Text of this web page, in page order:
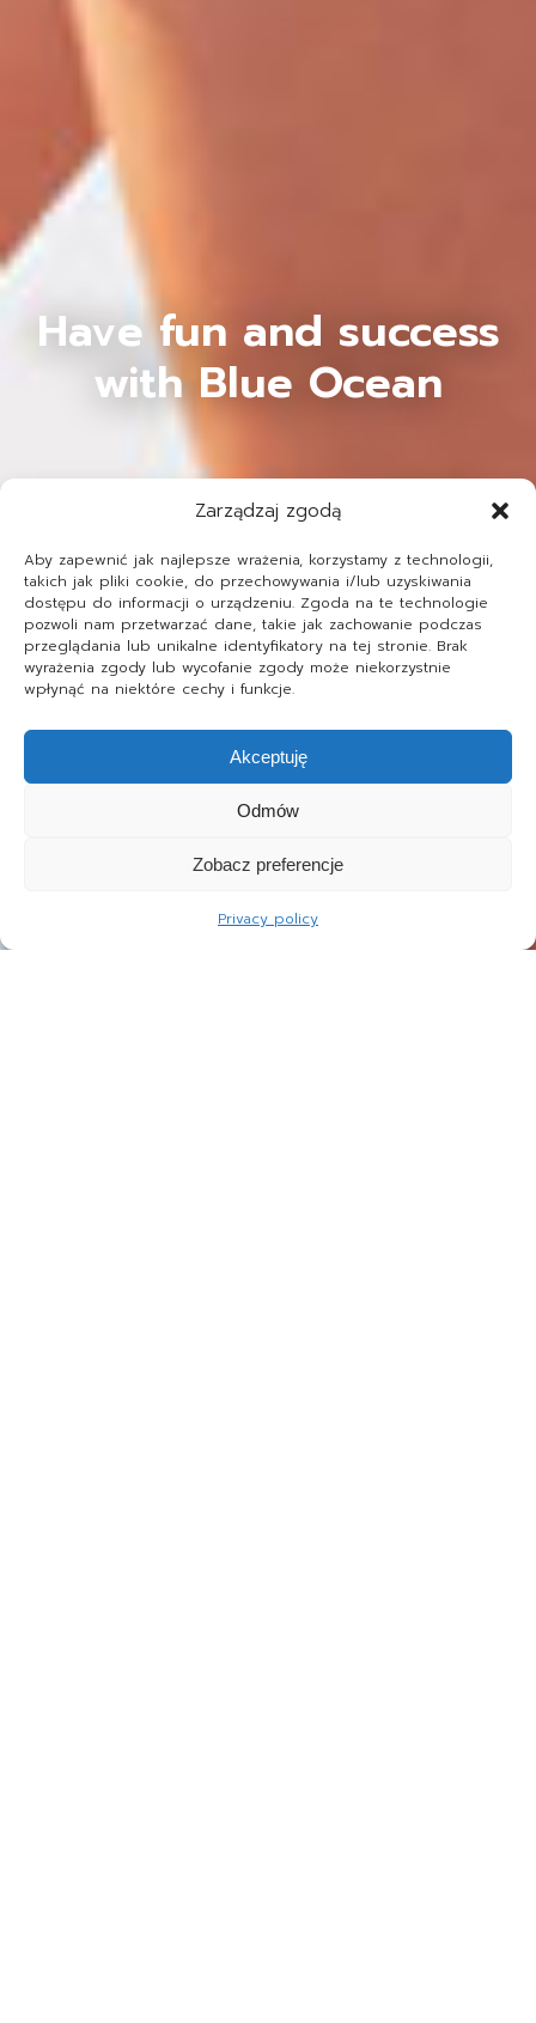
Zarządzaj zgodą
Aby zapewnić jak najlepsze wrażenia, korzystamy z technologii,
takich jak pliki cookie, do przechowywania i/lub uzyskiwania
dostępu do informacji o urządzeniu. Zgoda na te technologie
pozwoli nam przetwarzać dane, takie jak zachowanie podczas
przeglądania lub unikalne identyfikatory na tej stronie. Brak
wyrażenia zgody lub wycofanie zgody może niekorzystnie
wpłynąć na niektóre cechy i funkcje.
Akceptuję
Odmów
Zobacz preferencje
Privacy policy
Have fun and success
with Blue Ocean